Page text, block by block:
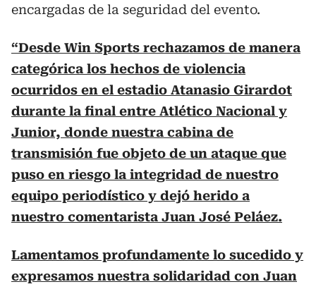
encargadas de la seguridad del evento.
“Desde Win Sports rechazamos de manera
categórica los hechos de violencia
ocurridos en el estadio Atanasio Girardot
durante la final entre Atlético Nacional y
Junior, donde nuestra cabina de
transmisión fue objeto de un ataque que
puso en riesgo la integridad de nuestro
equipo periodístico y dejó herido a
nuestro comentarista Juan José Peláez.
Lamentamos profundamente lo sucedido y
expresamos nuestra solidaridad con Juan